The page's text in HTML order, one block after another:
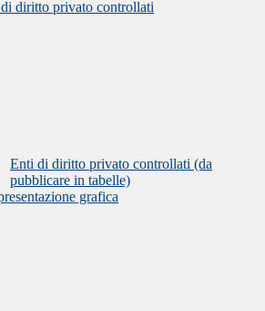
diritto privato controllati
Enti di diritto privato controllati (da
pubblicare in tabelle)
grafica